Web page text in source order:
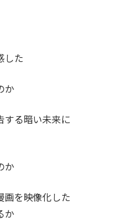
した
か
する暗い未来に
か
画を映像化した
か